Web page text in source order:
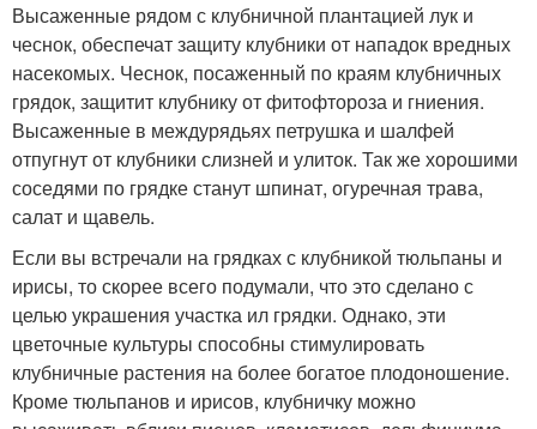
Высаженные рядом с клубничной плантацией лук и
чеснок, обеспечат защиту клубники от нападок вредных
насекомых. Чеснок, посаженный по краям клубничных
грядок, защитит клубнику от фитофтороза и гниения.
Высаженные в междурядьях петрушка и шалфей
отпугнут от клубники слизней и улиток. Так же хорошими
соседями по грядке станут шпинат, огуречная трава,
салат и щавель.
Если вы встречали на грядках с клубникой тюльпаны и
ирисы, то скорее всего подумали, что это сделано с
целью украшения участка ил грядки. Однако, эти
цветочные культуры способны стимулировать
клубничные растения на более богатое плодоношение.
Кроме тюльпанов и ирисов, клубничку можно